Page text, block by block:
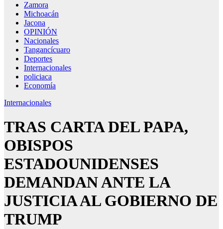
Zamora
Michoacán
Jacona
OPINIÓN
Nacionales
Tangancícuaro
Deportes
Internacionales
policiaca
Economía
Internacionales
TRAS CARTA DEL PAPA,
OBISPOS
ESTADOUNIDENSES
DEMANDAN ANTE LA
JUSTICIA AL GOBIERNO DE
TRUMP